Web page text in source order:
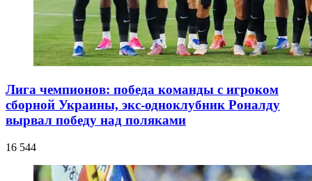
Лига чемпионов: победа команды с игроком
сборной Украины, экс-одноклубник Роналду
вырвал победу над поляками
16 544